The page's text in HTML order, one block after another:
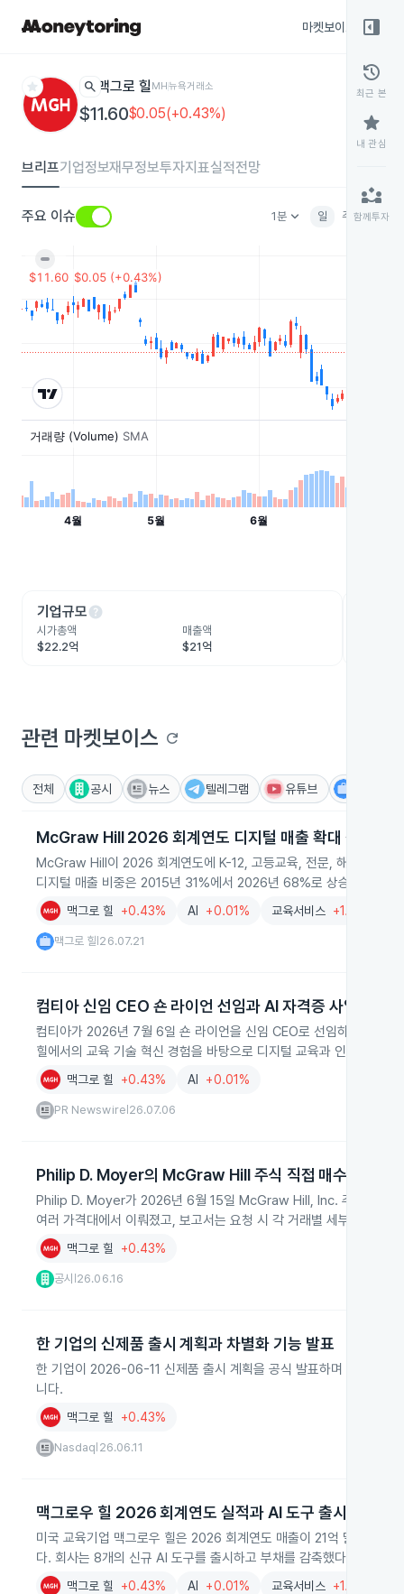
마켓보이스
star search 맥그로 힐 MH뉴욕거래소
$11.60$0.05(+0.43%)
브리프기업정보재무정보투자지표실적전망
주요 이슈 1분keyboard_arrow_down 일 주 월
기업규모help
시가총액
$22.2억
매출액
$21억
관련 마켓보이스 refresh
전체 공시 뉴스 텔레그램 유튜브
McGraw Hill 2026 회계연도 디지털 매출 확대 성과
McGraw Hill이 2026 회계연도에 K-12, 고등교육, 전문, 해외 시장에
디지털 매출 비중은 2015년 31%에서 2026년 68%로 상승했습니다.
맥그로 힐 +0.43% AI +0.01% 교육서비스 +1.10%
맥그로 힐 26.07.21
컴티아 신임 CEO 숀 라이언 선임과 AI 자격증 사업 강화
컴티아가 2026년 7월 6일 숀 라이언을 신임 CEO로 선임하고 인공
힐에서의 교육 기술 혁신 경험을 바탕으로 디지털 교육과 인증 확대
맥그로 힐 +0.43% AI +0.01%
PR Newswire 26.07.06
Philip D. Moyer의 McGraw Hill 주식 직접 매수
Philip D. Moyer가 2026년 6월 15일 McGraw Hill, Inc. 주식 22,421
여러 가격대에서 이뤄졌고, 보고서는 요청 시 각 거래별 세부 내역을
맥그로 힐 +0.43%
공시 26.06.16
한 기업의 신제품 출시 계획과 차별화 기능 발표
한 기업이 2026-06-11 신제품 출시 계획을 공식 발표하며 기존 제품
니다.
맥그로 힐 +0.43%
Nasdaq 26.06.11
맥그로우 힐 2026 회계연도 실적과 AI 도구 출시
미국 교육기업 맥그로우 힐은 2026 회계연도 매출이 21억 달러로
다. 회사는 8개의 신규 AI 도구를 출시하고 부채를 감축했다고 밝혔습
맥그로 힐 +0.43% AI +0.01% 교육서비스 +1.10%
right_panel_open
history
최근 본
star
내 관심
partner_exchange
함께투자